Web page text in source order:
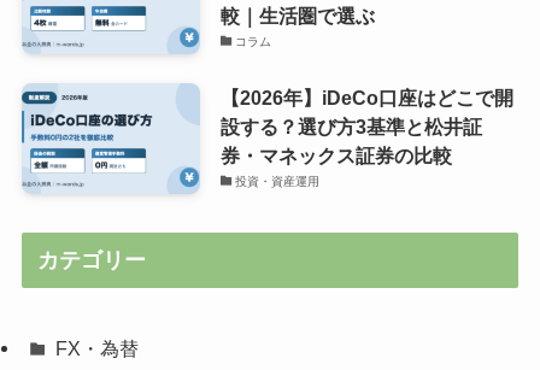
較｜生活圏で選ぶ
コラム
【2026年】iDeCo口座はどこで開
設する？選び方3基準と松井証
券・マネックス証券の比較
投資・資産運用
カテゴリー
FX・為替